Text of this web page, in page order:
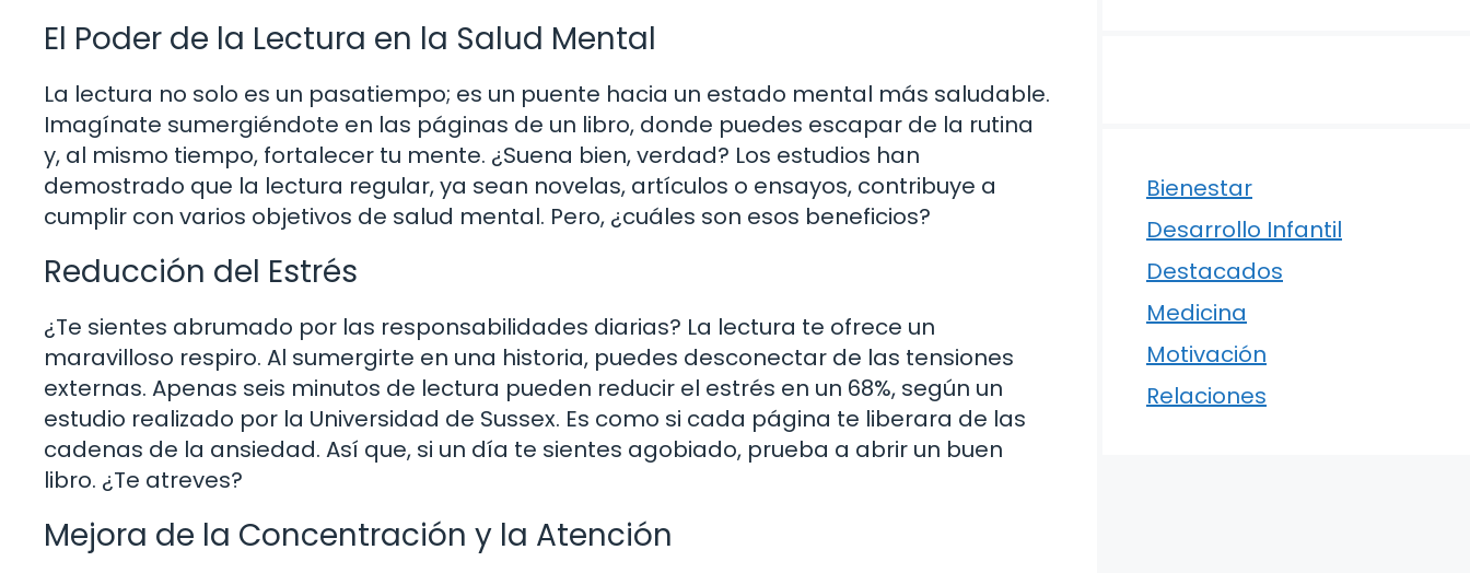
El Poder de la Lectura en la Salud Mental
La lectura no solo es un pasatiempo; es un puente hacia un estado mental más saludable.
Imagínate sumergiéndote en las páginas de un libro, donde puedes escapar de la rutina
y, al mismo tiempo, fortalecer tu mente. ¿Suena bien, verdad? Los estudios han
demostrado que la lectura regular, ya sean novelas, artículos o ensayos, contribuye a
cumplir con varios objetivos de salud mental. Pero, ¿cuáles son esos beneficios?
Reducción del Estrés
¿Te sientes abrumado por las responsabilidades diarias? La lectura te ofrece un
maravilloso respiro. Al sumergirte en una historia, puedes desconectar de las tensiones
externas. Apenas seis minutos de lectura pueden reducir el estrés en un 68%, según un
estudio realizado por la Universidad de Sussex. Es como si cada página te liberara de las
cadenas de la ansiedad. Así que, si un día te sientes agobiado, prueba a abrir un buen
libro. ¿Te atreves?
Mejora de la Concentración y la Atención
Bienestar
Desarrollo Infantil
Destacados
Medicina
Motivación
Relaciones